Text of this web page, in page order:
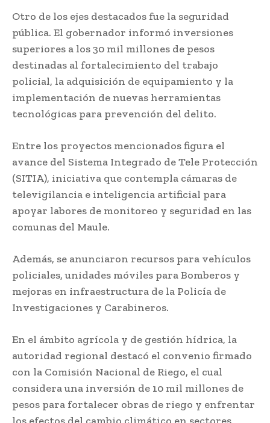
Otro de los ejes destacados fue la seguridad
pública. El gobernador informó inversiones
superiores a los 30 mil millones de pesos
destinadas al fortalecimiento del trabajo
policial, la adquisición de equipamiento y la
implementación de nuevas herramientas
tecnológicas para prevención del delito.
Entre los proyectos mencionados figura el
avance del Sistema Integrado de Tele Protección
(SITIA), iniciativa que contempla cámaras de
televigilancia e inteligencia artificial para
apoyar labores de monitoreo y seguridad en las
comunas del Maule.
Además, se anunciaron recursos para vehículos
policiales, unidades móviles para Bomberos y
mejoras en infraestructura de la Policía de
Investigaciones y Carabineros.
En el ámbito agrícola y de gestión hídrica, la
autoridad regional destacó el convenio firmado
con la Comisión Nacional de Riego, el cual
considera una inversión de 10 mil millones de
pesos para fortalecer obras de riego y enfrentar